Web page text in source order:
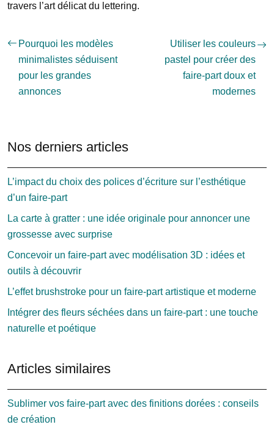
travers l’art délicat du lettering.
Pourquoi les modèles
minimalistes séduisent
pour les grandes
annonces
Utiliser les couleurs
pastel pour créer des
faire-part doux et
modernes
Nos derniers articles
L’impact du choix des polices d’écriture sur l’esthétique
d’un faire-part
La carte à gratter : une idée originale pour annoncer une
grossesse avec surprise
Concevoir un faire-part avec modélisation 3D : idées et
outils à découvrir
L’effet brushstroke pour un faire-part artistique et moderne
Intégrer des fleurs séchées dans un faire-part : une touche
naturelle et poétique
Articles similaires
Sublimer vos faire-part avec des finitions dorées : conseils
de création